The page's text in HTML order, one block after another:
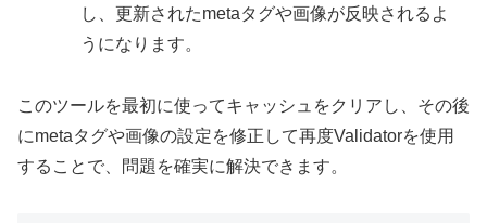
し、更新されたmetaタグや画像が反映されるよ
うになります。
このツールを最初に使ってキャッシュをクリアし、その後
にmetaタグや画像の設定を修正して再度Validatorを使用
することで、問題を確実に解決できます。